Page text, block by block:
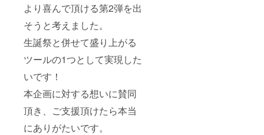
より喜んで頂ける第2弾を出
そうと考えました。
生誕祭と併せて盛り上がる
ツールの1つとして実現した
いです！
本企画に対する想いに賛同
頂き、ご支援頂けたら本当
にありがたいです。